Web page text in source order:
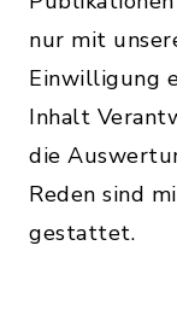
nur mit
Einwilligung
Inhalt
die
Reden sind
gestattet.